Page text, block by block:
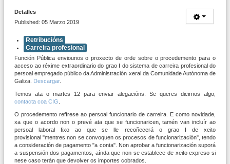
Detalles
Published: 05 Marzo 2019
Retribucións
Carreira profesional
Función Pública enviounos o proxecto de orde sobre o procedemento para o
acceso ao réxime extraordinario do grao I do sistema de carreira profesional do
persoal empregado público da Administración xeral da Comunidade Autónoma de
Galiza. Descargar.
Temos ata o martes 12 para enviar alegacións. Se queres dicirnos algo,
contacta coa CIG
O procedemento refírese ao persoal funcionario de carreira. E como novidade,
xa que o acordo non o prevé ata que se funcionaricen, tamén van incluír ao
persoal laboral fixo ao que se lle recoñecerá o grao I de xeito
provisional "mentres non se convoquen os procesos de funcionarización", tendo
a consideración de pagamento "a conta". Non aprobar a funcionarización suporá
a suspensión dos pagamentos, aínda que non se establece de xeito expreso si
nese caso terán que devolver os importes cobrados.